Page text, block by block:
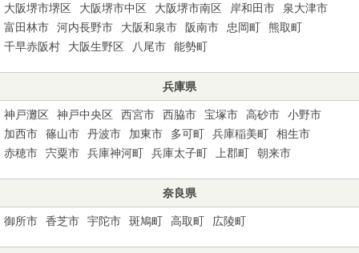
大阪堺市堺区 大阪堺市中区 大阪堺市南区 岸和田市
泉大津市
富田林市
河内長野市 大阪和泉市 阪南市 忠岡町
熊取町
千早赤阪村
大阪生野区 八尾市 能勢町
兵庫県
神戸灘区 神戸中央区 西宮市 西脇市 宝塚市 高砂市
小野市
加西市
篠山市 丹波市 加東市 多可町 兵庫稲美町
相生市
赤穂市
宍粟市 兵庫神河町 兵庫太子町 上郡町 朝来市
奈良県
御所市 香芝市 宇陀市 斑鳩町 高取町 広陵町